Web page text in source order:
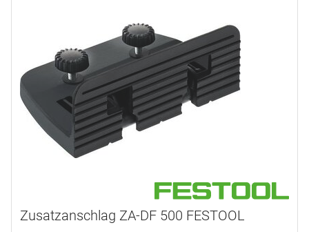
Zusatzanschlag ZA-DF 500 FESTOOL